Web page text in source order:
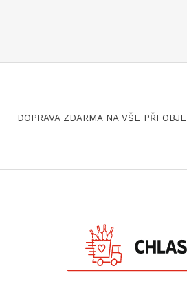
DOPRAVA ZDARMA NA VŠE PŘI